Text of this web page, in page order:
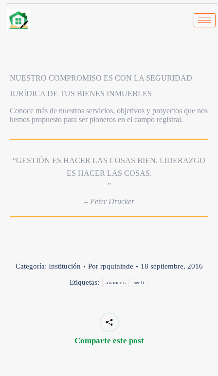
NUESTRO COMPROMISO ES CON LA SEGURIDAD
JURÍDICA DE TUS BIENES INMUEBLES
Conoce más de nuestros servicios, objetivos y proyectos que nos
hemos propuesto para ser pioneros en el campo registral.
“GESTIÓN ES HACER LAS COSAS BIEN. LIDERAZGO
ES HACER LAS COSAS.
”
– Peter Drucker
Categoría: Institución Por rpquininde 18 septiembre, 2016
Etiquetas: avances web
Comparte este post